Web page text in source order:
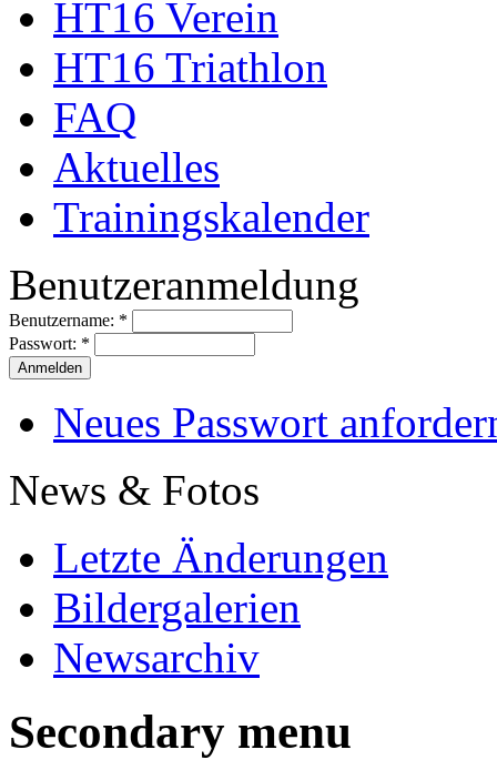
HT16 Verein
HT16 Triathlon
FAQ
Aktuelles
Trainingskalender
Benutzeranmeldung
Benutzername: *
Passwort: *
Neues Passwort
News & Fotos
Letzte Änderungen
Bildergalerien
Newsarchiv
Secondary menu